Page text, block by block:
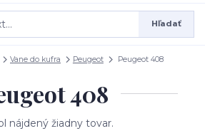
Hľadať
Vane do kufra Peugeot Peugeot 408
408
nájdený žiadny tovar.